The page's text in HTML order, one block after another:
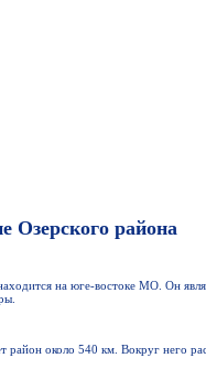
Озерского района
на юге-востоке МО. Он
район около 540 км. Вокруг него